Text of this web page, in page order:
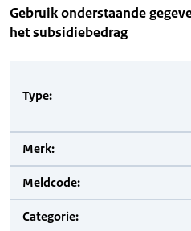
Gebruik onderstaande
het subsidiebedrag
Type:
Merk:
Meldcode:
Categorie: